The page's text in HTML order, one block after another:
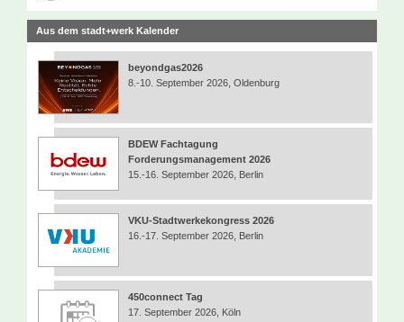
Aus dem stadt+werk Kalender
beyondgas2026
8.-10. September 2026, Oldenburg
BDEW Fachtagung
Forderungsmanagement 2026
15.-16. September 2026, Berlin
VKU-Stadtwerkekongress 2026
16.-17. September 2026, Berlin
450connect Tag
17. September 2026, Köln